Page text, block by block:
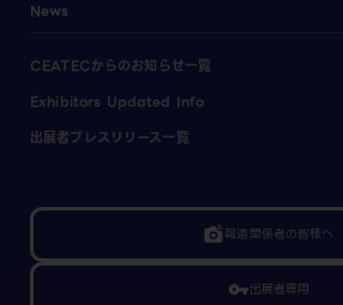
News
CEATECからのお知らせ一覧
Exhibitors Updated Info
出展者プレスリリース一覧
linked_camera報道関係者の皆様へ
vpn_key出展者専用